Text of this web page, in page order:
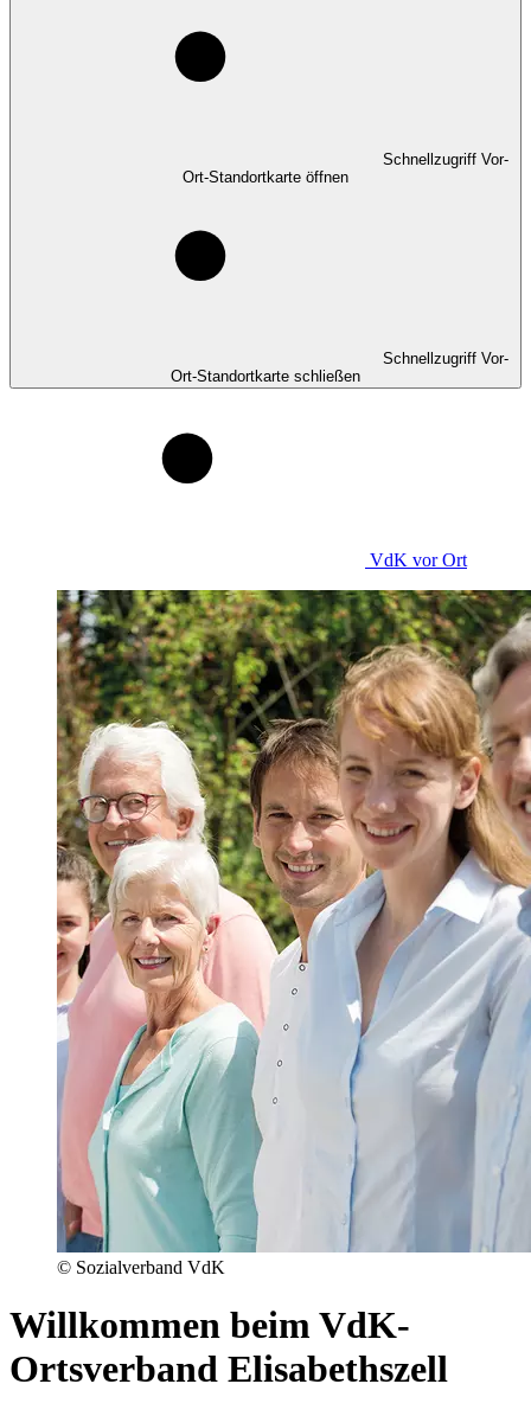
Schnellzugriff Vor-
Ort-Standortkarte öffnen
Schnellzugriff Vor-
Ort-Standortkarte schließen
VdK vor Ort
© Sozialverband VdK
Willkommen beim VdK-
Ortsverband Elisabethszell